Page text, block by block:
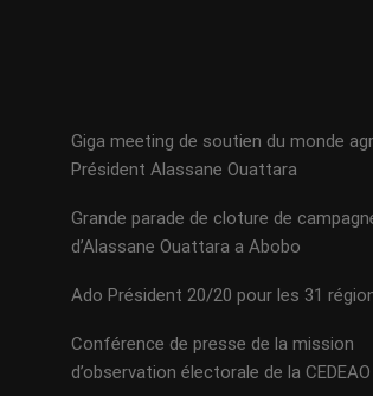
Giga meeting de soutien du monde
Président Alassane Ouattara
Grande parade de cloture de
d’Alassane Ouattara a Abobo
Ado Président 20/20 pour les 31
Conférence de presse de la mission
d’observation électorale de la CEDEAO